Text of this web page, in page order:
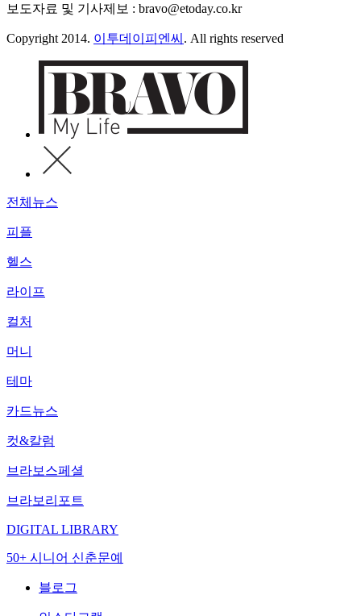
보도자료 및 기사제보 : bravo@etoday.co.kr
Copyright 2014. 이투데이피엔씨 . All rights reserved
전체뉴스
피플
헬스
라이프
컬처
머니
테마
카드뉴스
컷&칼럼
브라보스페셜
브라보리포트
DIGITAL LIBRARY
50+ 시니어 신춘문예
블로그